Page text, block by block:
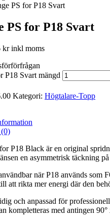
PS for P18 Svart
krinkl moms
P18 Svart mängd
Kategori: Högtalare-Topp
P18 Black är en original
en asymmetrisk täckning
när P18 används
att rikta mer energi där den
och anpassad för
kompletteras med antingen